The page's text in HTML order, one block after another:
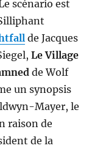
scénario est
de Jacques
Le Village
de Wolf
un synopsis
Mayer, le
raison de
de la